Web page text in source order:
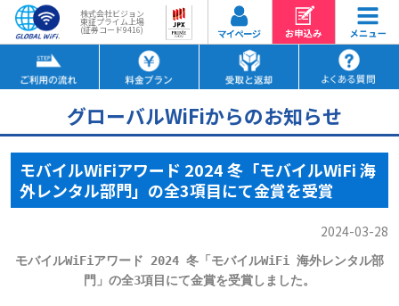
株式会社ビジョン
東証プライム上場
(証券コード9416)
グローバルWiFiからのお知らせ
モバイルWiFiアワード 2024 冬「モバイルWiFi 海
外レンタル部門」の全3項目にて金賞を受賞
2024-03-28
モバイルWiFiアワード 2024 冬「モバイルWiFi 海外レンタル部
門」の全3項目にて金賞を受賞しました。